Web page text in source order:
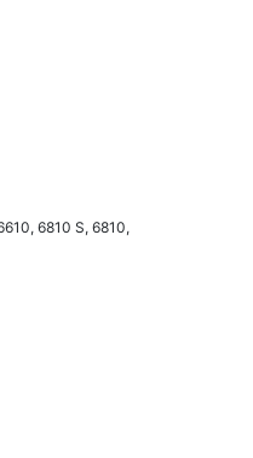
6810 S, 6810,